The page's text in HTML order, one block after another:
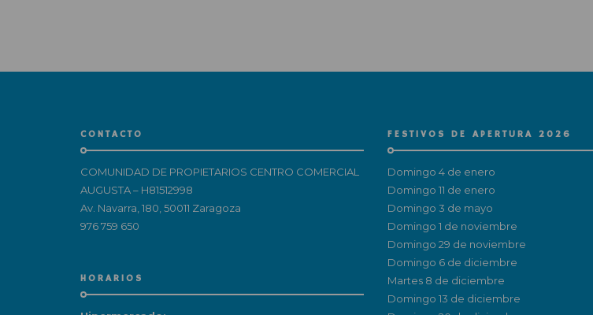
CONTACTO
COMUNIDAD DE PROPIETARIOS CENTRO COMERCIAL
AUGUSTA – H81512998
Av. Navarra, 180, 50011 Zaragoza
976 759 650
HORARIOS
FESTIVOS DE APERTURA 2026
Domingo 4 de enero
Domingo 11 de enero
Domingo 3 de mayo
Domingo 1 de noviembre
Domingo 29 de noviembre
Domingo 6 de diciembre
Martes 8 de diciembre
Domingo 13 de diciembre